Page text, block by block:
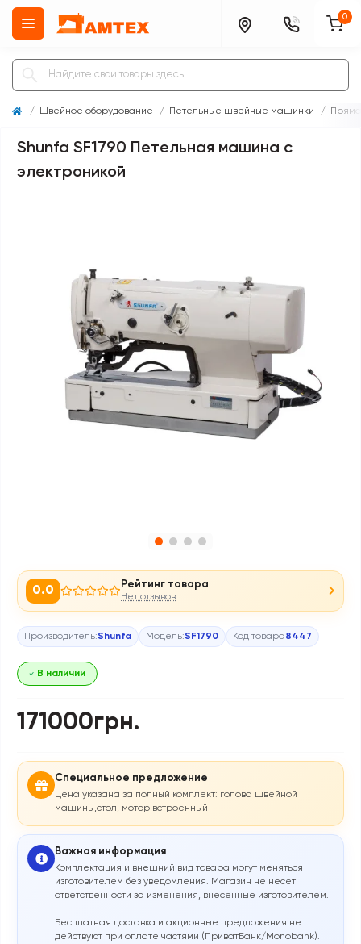
0
Швейное оборудование Петельные швейные машинки
Shunfa SF1790 Петельная машина с
электроникой
0.0 Рейтинг товара
Нет отзывов
Производитель:Shunfa Модель:SF1790 Код товара8447
В наличии
171000грн.
Специальное предложение
Цена указана за полный комплект: голова швейной
машины,стол, мотор встроенный
Важная информация
Комплектация и внешний вид товара могут меняться
изготовителем без уведомления. Магазин не несет
ответственности за изменения, внесенные изготовителем.
Бесплатная доставка и акционные предложения не
действуют при оплате частями (ПриватБанк/Monobank).